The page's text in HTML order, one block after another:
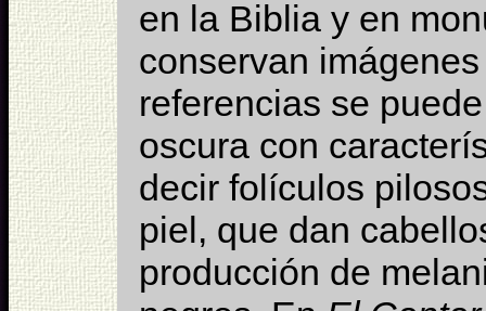
en la Biblia y en
conservan
referencias se
oscura con
decir folículos
piel, que dan
producción de